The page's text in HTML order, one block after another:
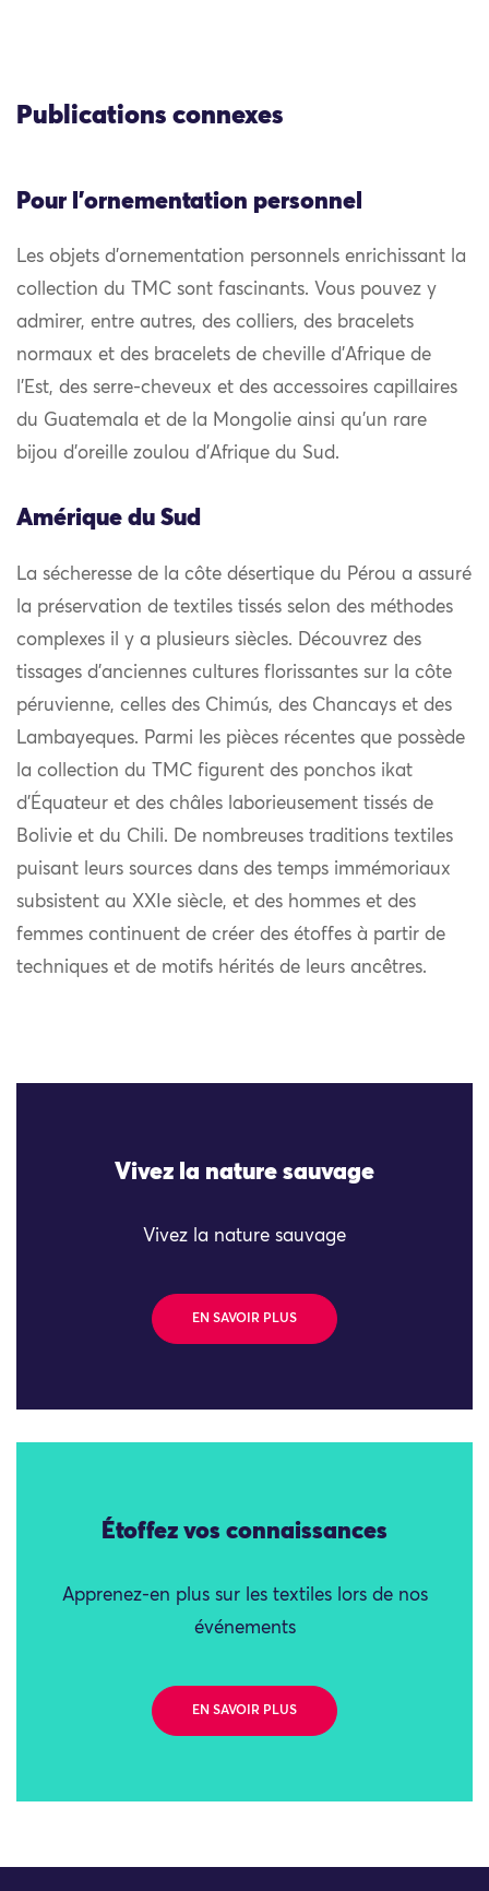
Publications connexes
Pour l'ornementation personnel
Les objets d’ornementation personnels enrichissant la
collection du TMC sont fascinants. Vous pouvez y
admirer, entre autres, des colliers, des bracelets
normaux et des bracelets de cheville d’Afrique de
l’Est, des serre-cheveux et des accessoires capillaires
du Guatemala et de la Mongolie ainsi qu’un rare
bijou d’oreille zoulou d’Afrique du Sud.
Amérique du Sud
La sécheresse de la côte désertique du Pérou a assuré
la préservation de textiles tissés selon des méthodes
complexes il y a plusieurs siècles. Découvrez des
tissages d’anciennes cultures florissantes sur la côte
péruvienne, celles des Chimús, des Chancays et des
Lambayeques. Parmi les pièces récentes que possède
la collection du TMC figurent des ponchos ikat
d’Équateur et des châles laborieusement tissés de
Bolivie et du Chili. De nombreuses traditions textiles
puisant leurs sources dans des temps immémoriaux
subsistent au XXIe siècle, et des hommes et des
femmes continuent de créer des étoffes à partir de
techniques et de motifs hérités de leurs ancêtres.
Vivez la nature sauvage
Vivez la nature sauvage
EN SAVOIR PLUS
Étoffez vos connaissances
Apprenez-en plus sur les textiles lors de nos
événements
EN SAVOIR PLUS